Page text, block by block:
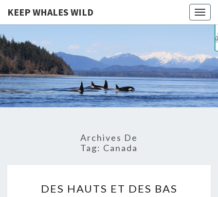
KEEP WHALES WILD
KEEP
WHALES
WILD
Cétacés
Libres
Archives De
Tag: Canada
HAUTS
DES HAUTS ET DES BAS